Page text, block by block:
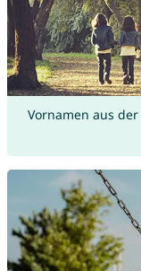
Vornamen aus